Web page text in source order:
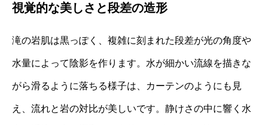
視覚的な美しさと段差の造形
滝の岩肌は黒っぽく、複雑に刻まれた段差が光の角度や
水量によって陰影を作ります。水が細かい流線を描きな
がら滑るように落ちる様子は、カーテンのようにも見
え、流れと岩の対比が美しいです。静けさの中に響く水